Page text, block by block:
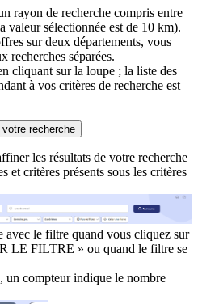
rayon de recherche compris entre
valeur sélectionnée est de 10 km).
sur deux départements, vous
recherches séparées.
cliquant sur la loupe ; la liste des
à vos critères de recherche est
recherche
les résultats de votre recherche
et critères présents sous les critères
avec le filtre quand vous cliquez sur
LE FILTRE » ou quand le filtre se
un compteur indique le nombre